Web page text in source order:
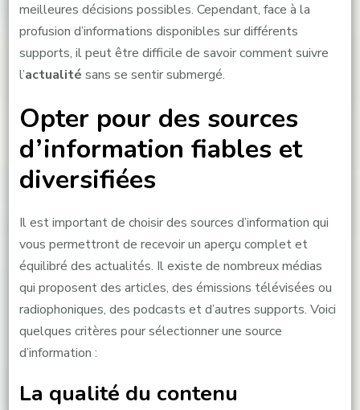
meilleures décisions possibles. Cependant, face à la
profusion d’informations disponibles sur différents
supports, il peut être difficile de savoir comment suivre
l’actualité sans se sentir submergé.
Opter pour des sources
d’information fiables et
diversifiées
Il est important de choisir des sources d’information qui
vous permettront de recevoir un aperçu complet et
équilibré des actualités. Il existe de nombreux médias
qui proposent des articles, des émissions télévisées ou
radiophoniques, des podcasts et d’autres supports. Voici
quelques critères pour sélectionner une source
d’information :
La qualité du contenu